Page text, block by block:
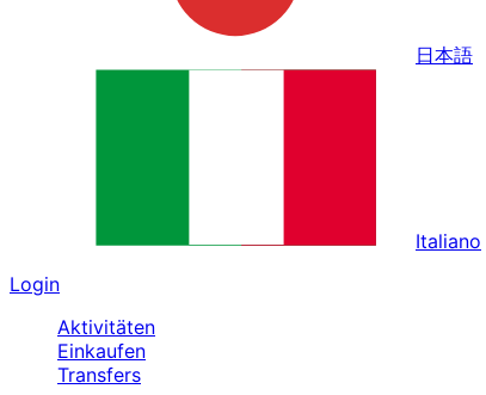
日本語
Italiano
Login
Aktivitäten
Einkaufen
Transfers